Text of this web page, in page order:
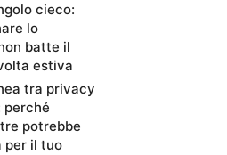
cieco:
lo
batte il
estiva
tra privacy
perché
potrebbe
per il tuo